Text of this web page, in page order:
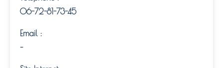
06-72-81-73-45
Email :
–